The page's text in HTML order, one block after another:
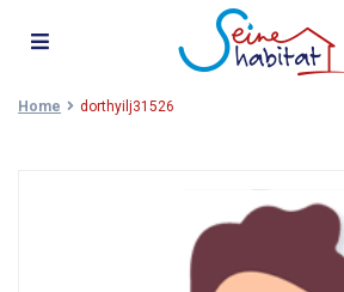
Home dorthyilj31526